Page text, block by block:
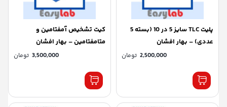
پلیت TLC سایز 5 در 10 (بسته 5
عددی) – بهار افشان
2,500,000 تومان
كيت تشخيص آمفتامين و
متامفتامين – بهار افشان
3,500,000 تومان